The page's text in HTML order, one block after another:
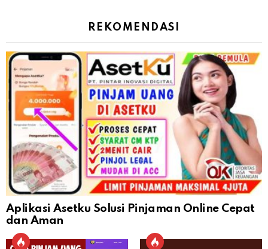
REKOMENDASI
Aplikasi Asetku Solusi Pinjaman Online Cepat
dan Aman